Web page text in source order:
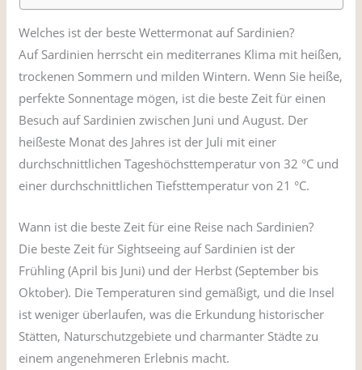
Welches ist der beste Wettermonat auf Sardinien?
Auf Sardinien herrscht ein mediterranes Klima mit heißen,
trockenen Sommern und milden Wintern. Wenn Sie heiße,
perfekte Sonnentage mögen, ist die beste Zeit für einen
Besuch auf Sardinien zwischen Juni und August. Der
heißeste Monat des Jahres ist der Juli mit einer
durchschnittlichen Tageshöchsttemperatur von 32 °C und
einer durchschnittlichen Tiefsttemperatur von 21 °C.
Wann ist die beste Zeit für eine Reise nach Sardinien?
Die beste Zeit für Sightseeing auf Sardinien ist der
Frühling (April bis Juni) und der Herbst (September bis
Oktober). Die Temperaturen sind gemäßigt, und die Insel
ist weniger überlaufen, was die Erkundung historischer
Stätten, Naturschutzgebiete und charmanter Städte zu
einem angenehmeren Erlebnis macht.